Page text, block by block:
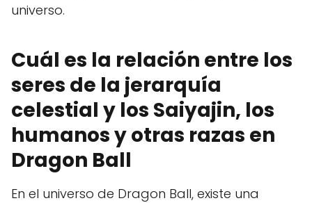
universo.
Cuál es la relación entre los
seres de la jerarquía
celestial y los Saiyajin, los
humanos y otras razas en
Dragon Ball
En el universo de Dragon Ball, existe una